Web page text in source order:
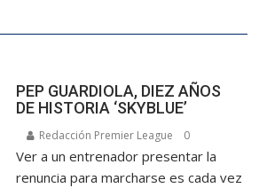
PEP GUARDIOLA, DIEZ AÑOS
DE HISTORIA ‘SKYBLUE’
Redacción Premier League 0
Ver a un entrenador presentar la
renuncia para marcharse es cada vez